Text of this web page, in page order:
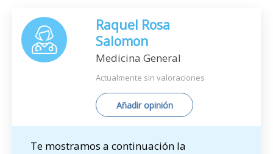
Raquel Rosa
Salomon
Medicina General
Actualmente sin valoraciones
Añadir opinión
Te mostramos a continuación la